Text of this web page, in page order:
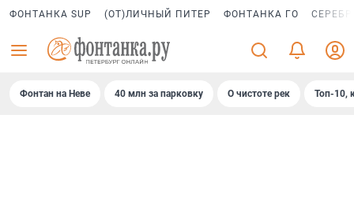
ФОНТАНКА SUP (ОТ)ЛИЧНЫЙ ПИТЕР ФОНТАНКА ГО
Фонтан на Неве 40 млн за парковку О чистоте рек Топ-10,